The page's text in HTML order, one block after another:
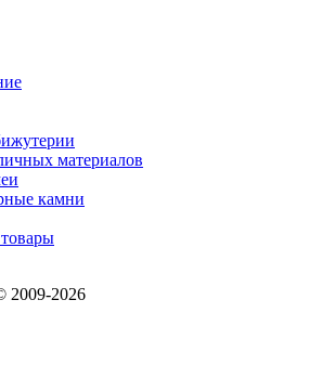
материалов
камни
2009-2026